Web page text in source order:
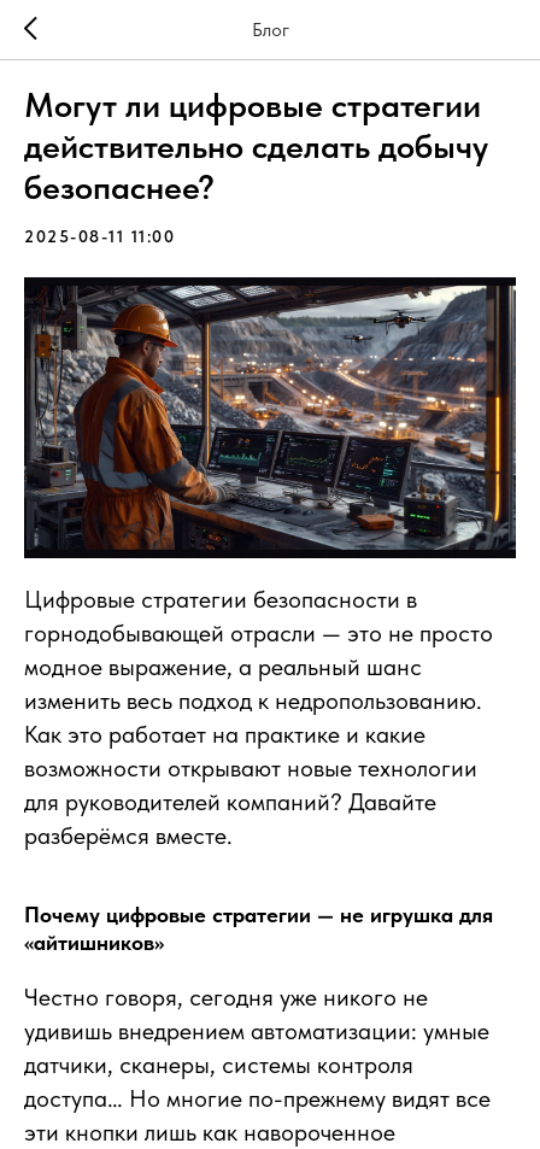
Блог
Могут ли цифровые стратегии
действительно сделать добычу
безопаснее?
2025-08-11 11:00
Цифровые стратегии безопасности в
горнодобывающей отрасли — это не просто
модное выражение, а реальный шанс
изменить весь подход к недропользованию.
Как это работает на практике и какие
возможности открывают новые технологии
для руководителей компаний? Давайте
разберёмся вместе.
Почему цифровые стратегии — не игрушка для
«айтишников»
Честно говоря, сегодня уже никого не
удивишь внедрением автоматизации: умные
датчики, сканеры, системы контроля
доступа… Но многие по-прежнему видят все
эти кнопки лишь как навороченное